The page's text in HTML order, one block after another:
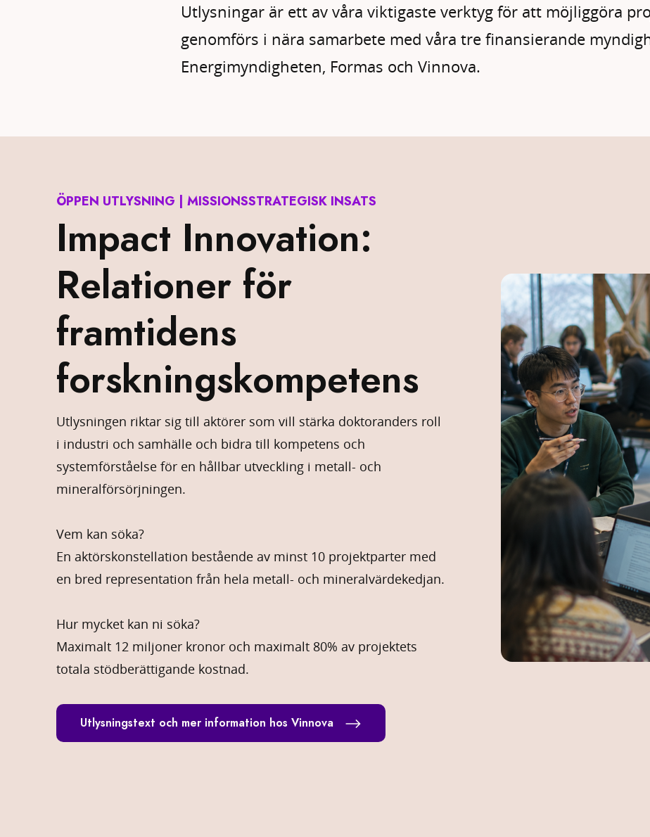
Utlysningar är ett av våra viktigaste verktyg för att möjliggöra
genomförs i nära samarbete med våra tre finansierande
Energimyndigheten, Formas och Vinnova.
ÖPPEN UTLYSNING | MISSIONSSTRATEGISK INSATS
Impact Innovation:
Relationer för
framtidens
forskningskompetens
Utlysningen riktar sig till aktörer som vill stärka doktoranders roll
i industri och samhälle och bidra till kompetens och
systemförståelse för en hållbar utveckling i metall- och
mineralförsörjningen.
Vem kan söka?
En aktörskonstellation bestående av minst 10 projektparter med
en bred representation från hela metall- och mineralvärdekedjan.
Hur mycket kan ni söka?
Maximalt 12 miljoner kronor och maximalt 80% av projektets
totala stödberättigande kostnad.
Utlysningstext och mer information hos Vinnova